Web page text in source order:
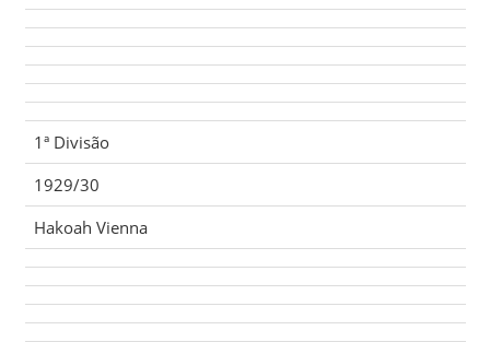
1ª Divisão
1929/30
Hakoah Vienna